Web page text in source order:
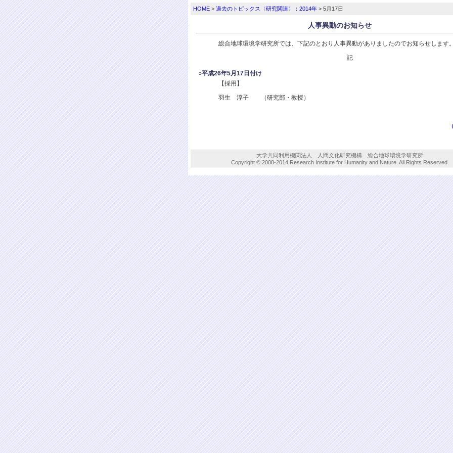
HOME > 過去のトピックス〈研究関連〉：2014年 > 5月17日
人事異動のお知らせ
総合地球環境学研究所では、下記のとおり人事異動がありましたのでお知らせします
記
○平成26年5月17日付け
【採用】
羽生 淳子 （研究部・教授）
大学共同利用機関法人　人間文化研究機構　総合地球環境学研究所